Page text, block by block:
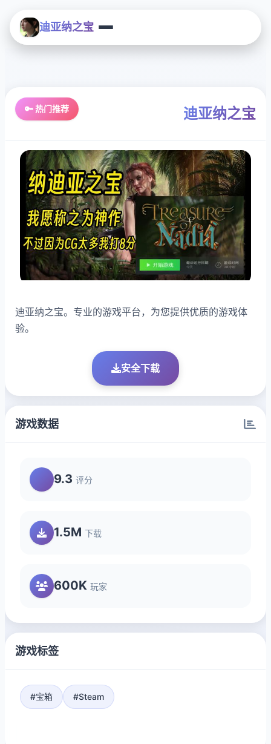
迪亚纳之宝
🔑 热门推荐 迪亚纳之宝
迪亚纳之宝。专业的游戏平台，为您提供优质的游戏体
验。
安全下载
游戏数据
9.3 评分
1.5M 下载
600K 玩家
游戏标签
#宝箱 #Steam